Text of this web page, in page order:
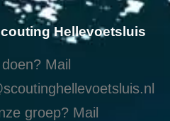
Hellevoetsluis
Mail
groep? Mail